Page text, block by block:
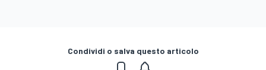
Condividi o salva questo articolo